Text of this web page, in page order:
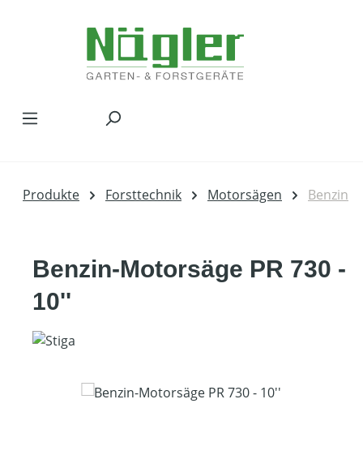
Produkte Forsttechnik Motorsägen Benzin
Benzin-Motorsäge PR 730 -
10''
Bildergalerie überspringen